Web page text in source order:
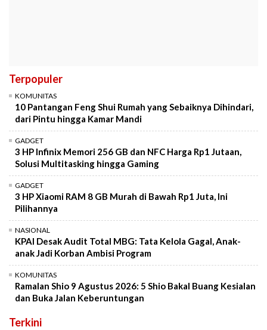
Terpopuler
KOMUNITAS
10 Pantangan Feng Shui Rumah yang Sebaiknya Dihindari,
dari Pintu hingga Kamar Mandi
GADGET
3 HP Infinix Memori 256 GB dan NFC Harga Rp1 Jutaan,
Solusi Multitasking hingga Gaming
GADGET
3 HP Xiaomi RAM 8 GB Murah di Bawah Rp1 Juta, Ini
Pilihannya
NASIONAL
KPAI Desak Audit Total MBG: Tata Kelola Gagal, Anak-
anak Jadi Korban Ambisi Program
KOMUNITAS
Ramalan Shio 9 Agustus 2026: 5 Shio Bakal Buang Kesialan
dan Buka Jalan Keberuntungan
Terkini